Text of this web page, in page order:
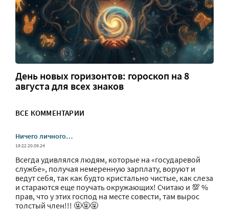
День новых горизонтов: гороскоп на 8
августа для всех знаков
ВСЕ КОММЕНТАРИИ
Ничего личного…
19:22 20.09.24
Всегда удивлялся людям, которые на «государевой
службе», получая немеренную зарплату, воруют и
ведут себя, так как будто кристально чистые, как слеза
и стараются еще поучать окружающих! Считаю и 💯 %
прав, что у этих господ на месте совести, там вырос
толстый член!!! 🤬🤬🤬